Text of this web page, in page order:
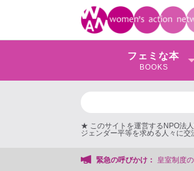
フェミな本
BOOKS
★ このサイトを運営するNPO法
ジェンダー平等を求める人々に交
緊急の呼びかけ：
のあり方や皇室典範審議〜女性団体から声明や批判の